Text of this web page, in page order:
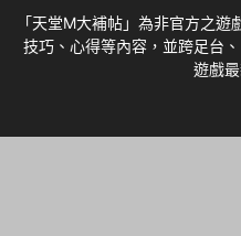
「天堂M大補帖」為非官方之
技巧、心得等內容，並跨足台
遊戲